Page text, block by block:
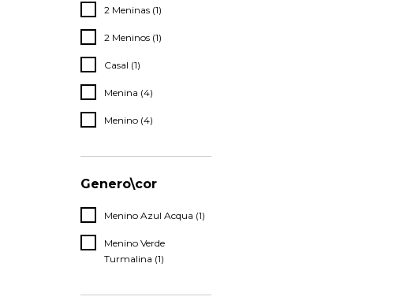
2 Meninas (1)
2 Meninos (1)
Casal (1)
Menina (4)
Menino (4)
Genero\cor
Menino Azul Acqua (1)
Menino Verde
Turmalina (1)